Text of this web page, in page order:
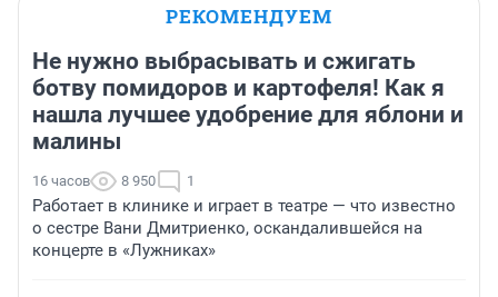
РЕКОМЕНДУЕМ
Не нужно выбрасывать и сжигать
ботву помидоров и картофеля! Как я
нашла лучшее удобрение для яблони и
малины
16 часов 8 950 1
Работает в клинике и играет в театре — что известно
о сестре Вани Дмитриенко, оскандалившейся на
концерте в «Лужниках»